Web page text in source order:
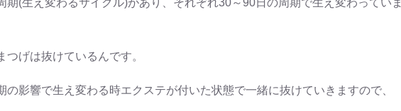
期(生え変わるサイクル)があり、それぞれ30～90日の周期で生え変わっていま
つげは抜けているんです。
の影響で生え変わる時エクステが付いた状態で一緒に抜けていきますので、